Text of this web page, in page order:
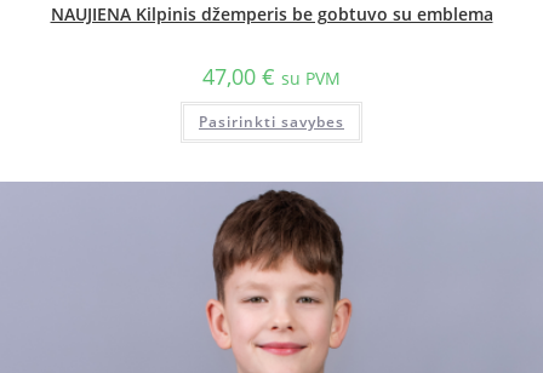
NAUJIENA Kilpinis džemperis be gobtuvo su emblema
47,00 € su PVM
Pasirinkti savybes